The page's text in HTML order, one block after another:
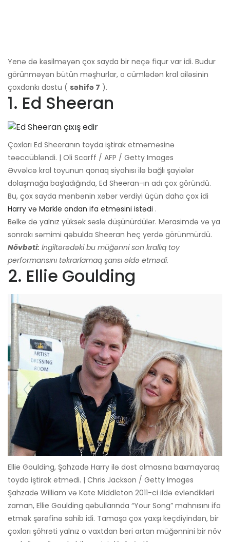
Yenə də kəsilməyən çox sayda bir neçə fiqur var idi. Budur
görünməyən bütün məşhurlar, o cümlədən kral ailəsinin
çoxdankı dostu ( səhifə 7 ).
1. Ed Sheeran
Çoxları Ed Sheeranın toyda iştirak etməməsinə
təəccübləndi. | Oli Scarff / AFP / Getty Images
Əvvəlcə kral toyunun qonaq siyahısı ilə bağlı şayiələr
dolaşmağa başladığında, Ed Sheeran-ın adı çox göründü.
Bu, çox sayda mənbənin xəbər verdiyi üçün daha çox idi
Harry və Markle ondan ifa etməsini istədi .
Bəlkə də yalnız yüksək səslə düşünürdülər. Mərasimdə və ya
sonrakı səmimi qəbulda Sheeran heç yerdə görünmürdü.
Növbəti: İngiltərədəki bu müğənni son krallıq toy
performansını təkrarlamaq şansı əldə etmədi.
2. Ellie Goulding
Ellie Goulding, Şahzadə Harry ilə dost olmasına baxmayaraq
toyda iştirak etmədi. | Chris Jackson / Getty Images
Şahzadə William və Kate Middleton 2011-ci ildə evləndikləri
zaman, Ellie Goulding qəbullarında “Your Song” mahnısını ifa
etmək şərəfinə sahib idi. Tamaşa çox yaxşı keçdiyindən, bir
çoxları şöhrəti yalnız o vaxtdan bəri artan müğənnini bir növ